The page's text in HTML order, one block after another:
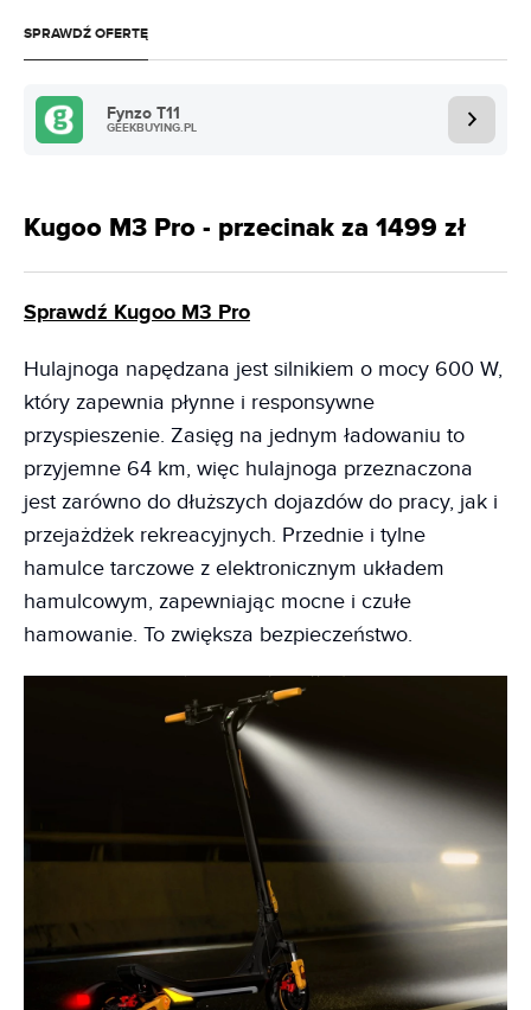
SPRAWDŹ OFERTĘ
Fynzo T11
GEEKBUYING.PL
Kugoo M3 Pro - przecinak za 1499 zł
Sprawdź Kugoo M3 Pro
Hulajnoga napędzana jest silnikiem o mocy 600 W,
który zapewnia płynne i responsywne
przyspieszenie. Zasięg na jednym ładowaniu to
przyjemne 64 km, więc hulajnoga przeznaczona
jest zarówno do dłuższych dojazdów do pracy, jak i
przejażdżek rekreacyjnych. Przednie i tylne
hamulce tarczowe z elektronicznym układem
hamulcowym, zapewniając mocne i czułe
hamowanie. To zwiększa bezpieczeństwo.